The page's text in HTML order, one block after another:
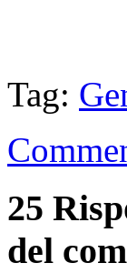
Tag:
25
del